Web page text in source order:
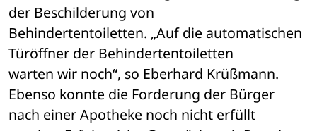
der Beschilderung von
Behindertentoiletten. „Auf die automatischen
Türöffner der Behindertentoiletten
warten wir noch“, so Eberhard Krüßmann.
Ebenso konnte die Forderung der Bürger
nach einer Apotheke noch nicht erfüllt